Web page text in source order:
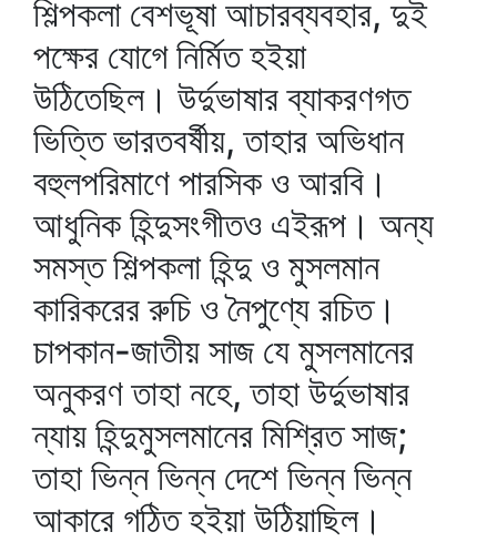
শিল্পকলা বেশভূষা আচারব্যবহার, দুই
পক্ষের যোগে নির্মিত হইয়া
উঠিতেছিল। উর্দুভাষার ব্যাকরণগত
ভিত্তি ভারতবর্ষীয়, তাহার অভিধান
বহুলপরিমাণে পারসিক ও আরবি।
আধুনিক হিন্দুসংগীতও এইরূপ। অন্য
সমস্ত শিল্পকলা হিন্দু ও মুসলমান
কারিকরের রুচি ও নৈপুণ্যে রচিত।
চাপকান-জাতীয় সাজ যে মুসলমানের
অনুকরণ তাহা নহে, তাহা উর্দুভাষার
ন্যায় হিন্দুমুসলমানের মিশ্রিত সাজ;
তাহা ভিন্ন ভিন্ন দেশে ভিন্ন ভিন্ন
আকারে গঠিত হইয়া উঠিয়াছিল।